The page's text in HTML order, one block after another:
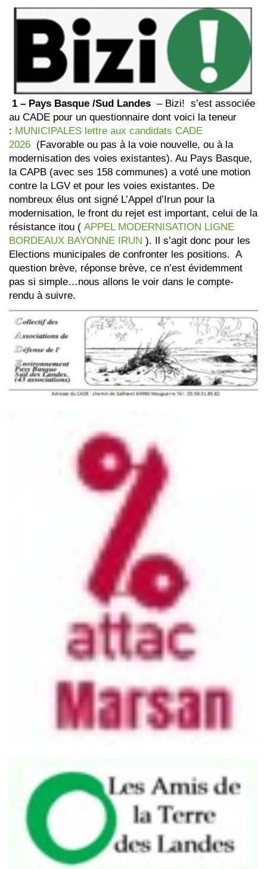
1 – Pays Basque /Sud Landes – Bizi! s’est associée
au CADE pour un questionnaire dont voici la teneur
: MUNICIPALES lettre aux candidats CADE
2026 (Favorable ou pas à la voie nouvelle, ou à la
modernisation des voies existantes). Au Pays Basque,
la CAPB (avec ses 158 communes) a voté une motion
contre la LGV et pour les voies existantes. De
nombreux élus ont signé L’Appel d’Irun pour la
modernisation, le front du rejet est important, celui de la
résistance itou ( APPEL MODERNISATION LIGNE
BORDEAUX BAYONNE IRUN ). Il s’agit donc pour les
Elections municipales de confronter les positions. A
question brève, réponse brève, ce n’est évidemment
pas si simple…nous allons le voir dans le compte-
rendu à suivre.